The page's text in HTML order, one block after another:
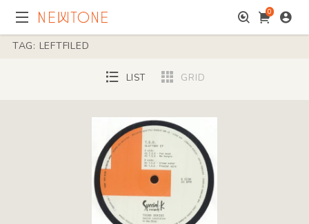
0
TAG: LEFTFILED
LIST GRID